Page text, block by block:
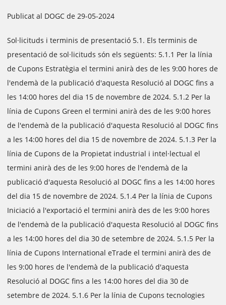
Publicat al DOGC de 29-05-2024
Sol·licituds i terminis de presentació 5.1. Els terminis de
presentació de sol·licituds són els següents: 5.1.1 Per la línia
de Cupons Estratègia el termini anirà des de les 9:00 hores de
l'endemà de la publicació d'aquesta Resolució al DOGC fins a
les 14:00 hores del dia 15 de novembre de 2024. 5.1.2 Per la
línia de Cupons Green el termini anirà des de les 9:00 hores
de l'endemà de la publicació d'aquesta Resolució al DOGC fins
a les 14:00 hores del dia 15 de novembre de 2024. 5.1.3 Per la
línia de Cupons de la Propietat industrial i intel·lectual el
termini anirà des de les 9:00 hores de l'endemà de la
publicació d'aquesta Resolució al DOGC fins a les 14:00 hores
del dia 15 de novembre de 2024. 5.1.4 Per la línia de Cupons
Iniciació a l'exportació el termini anirà des de les 9:00 hores
de l'endemà de la publicació d'aquesta Resolució al DOGC fins
a les 14:00 hores del dia 30 de setembre de 2024. 5.1.5 Per la
línia de Cupons International eTrade el termini anirà des de
les 9:00 hores de l'endemà de la publicació d'aquesta
Resolució al DOGC fins a les 14:00 hores del dia 30 de
setembre de 2024. 5.1.6 Per la línia de Cupons tecnologies